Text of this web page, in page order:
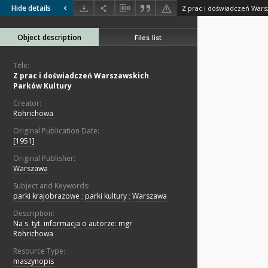
Hide details Z prac i doświadczeń
Object description Files list
Title:
Z prac i doświadczeń Warszawskich
Parków Kultury
Creator:
Röhrichowa
Original Publication Date:
[1951]
Original Publisher:
Warszawa
Subject and Keywords:
parki krajobrazowe ; parki kultury ; Warszawa
Description:
Na s. tyt. informacja o autorze: mgr
Röhrichowa
Resource Type:
maszynopis